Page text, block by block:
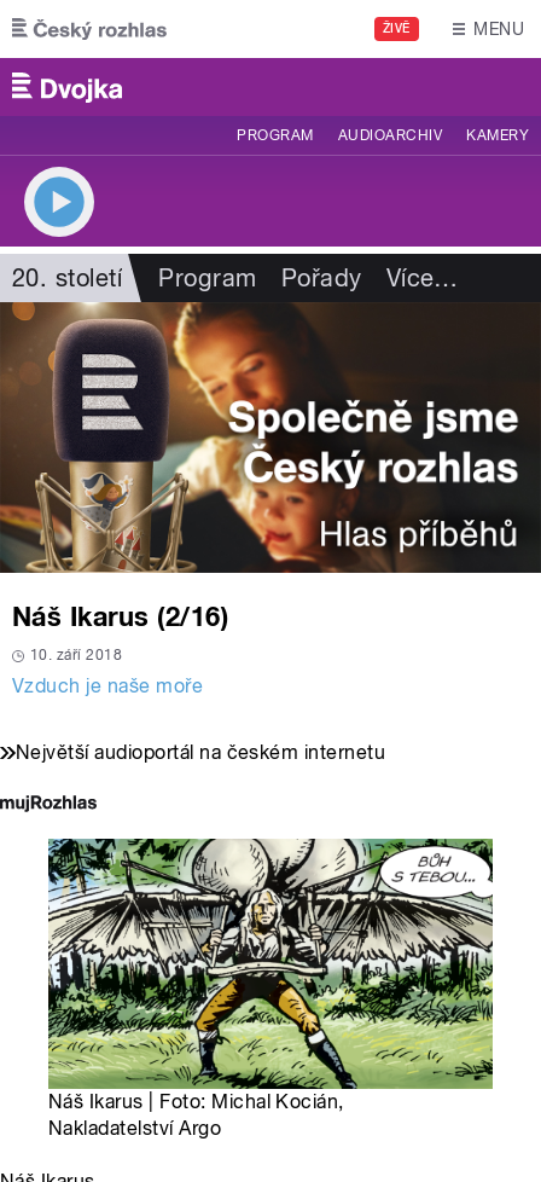
Přejít k hlavnímu obsahu
ŽIVĚ MENU
PROGRAM AUDIOARCHIV KAMERY
20. století Program Pořady Více…
Náš Ikarus (2/16)
10. září 2018
Vzduch je naše moře
Největší audioportál na českém internetu
Náš Ikarus | Foto: Michal Kocián,
Nakladatelství Argo